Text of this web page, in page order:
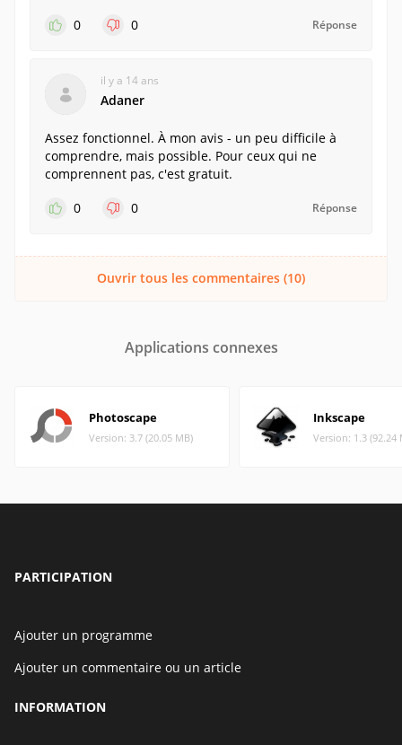
0
0 Réponse
il y a 14 ans
Adaner
Assez fonctionnel. À mon avis - un peu difficile à
comprendre, mais possible. Pour ceux qui ne
comprennent pas, c'est gratuit.
0
0 Réponse
Ouvrir tous les commentaires (10)
Applications connexes
Photoscape
Version: 3.7 (20.05 MB)
Inkscape
Version: 1.3 (92.24
PARTICIPATION
Ajouter un programme
Ajouter un commentaire ou un article
INFORMATION